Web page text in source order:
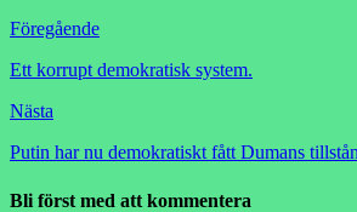
Föregående
Ett korrupt demokratisk system.
Nästa
Putin har nu demokratiskt fått Dumans
Bli först med att kommentera